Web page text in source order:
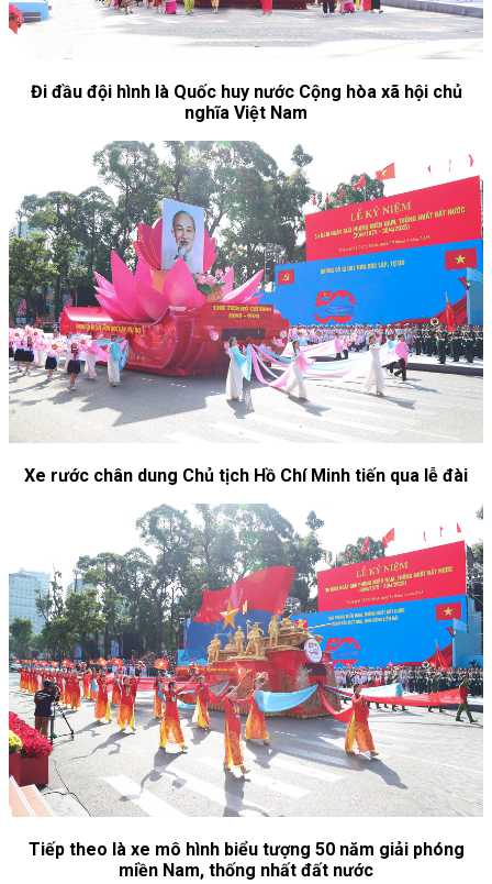
Đi đầu đội hình là Quốc huy nước Cộng hòa xã hội chủ
nghĩa Việt Nam
Xe rước chân dung Chủ tịch Hồ Chí Minh tiến qua lễ đài
Tiếp theo là xe mô hình biểu tượng 50 năm giải phóng
miền Nam, thống nhất đất nước